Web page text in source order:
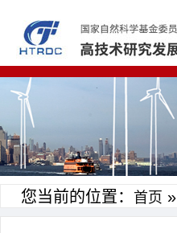
您当前的位置： 首页 »